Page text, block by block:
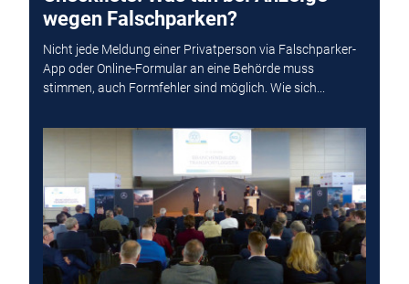
wegen Falschparken?
Nicht jede Meldung einer Privatperson via Falschparker-
App oder Online-Formular an eine Behörde muss
stimmen, auch Formfehler sind möglich. Wie sich...